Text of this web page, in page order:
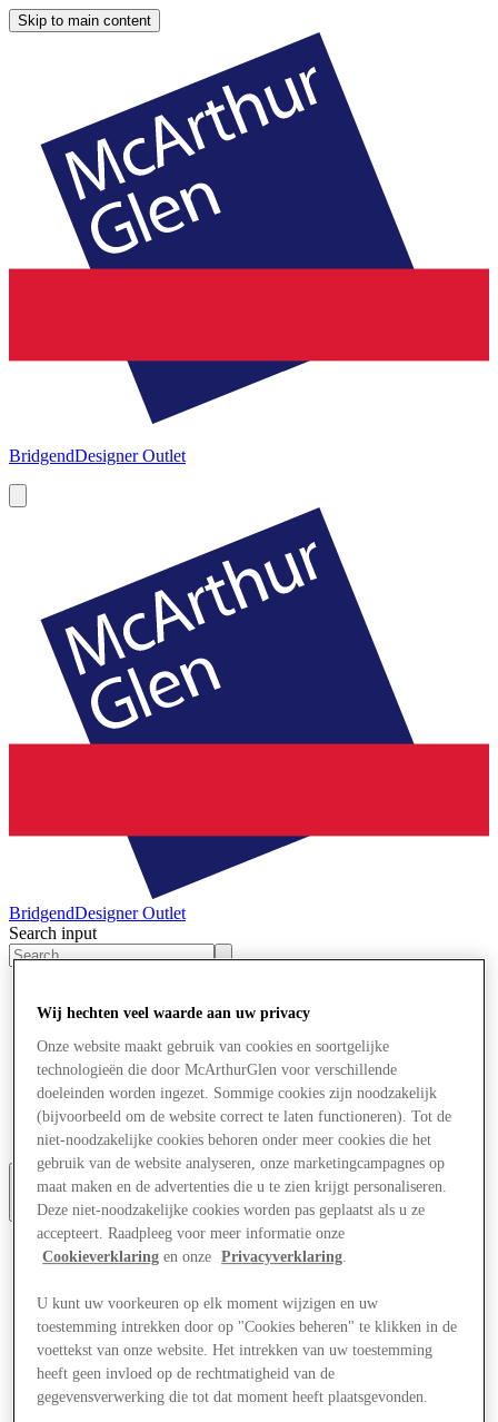
Skip to main content
BridgendDesigner Outlet
BridgendDesigner Outlet
Search input
Aanbiedingen
Wat is er aan
Eet & Drink
Diensten
Cadeaubonnen
Centrale kaart
More
Wij hechten veel waarde aan uw privacy
Onze website maakt gebruik van cookies en soortgelijke
technologieën die door McArthurGlen voor verschillende
doeleinden worden ingezet. Sommige cookies zijn noodzakelijk
(bijvoorbeeld om de website correct te laten functioneren). Tot de
niet-noodzakelijke cookies behoren onder meer cookies die het
gebruik van de website analyseren, onze marketingcampagnes op
maat maken en de advertenties die u te zien krijgt personaliseren.
Deze niet-noodzakelijke cookies worden pas geplaatst als u ze
accepteert. Raadpleeg voor meer informatie onze
Cookieverklaring en onze Privacyverklaring
U kunt uw voorkeuren op elk moment wijzigen en uw
toestemming intrekken door op "Cookies beheren" te klikken in de
voettekst van onze website. Het intrekken van uw toestemming
heeft geen invloed op de rechtmatigheid van de
gegevensverwerking die tot dat moment heeft plaatsgevonden.